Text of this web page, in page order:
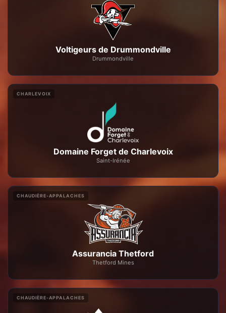
Voltigeurs de Drummondville
Drummondville
CHARLEVOIX
Domaine Forget de Charlevoix
Saint-Irénée
CHAUDIÈRE-APPALACHES
Assurancia Thetford
Thetford Mines
CHAUDIÈRE-APPALACHES